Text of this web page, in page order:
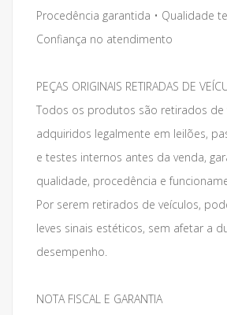
Procedência garantida • Qualidade
Confiança no atendimento
PEÇAS ORIGINAIS RETIRADAS DE
Todos os produtos são retirados de
adquiridos legalmente em leilões,
e testes internos antes da venda,
qualidade, procedência e
Por serem retirados de veículos,
leves sinais estéticos, sem afetar a
desempenho.
NOTA FISCAL E GARANTIA